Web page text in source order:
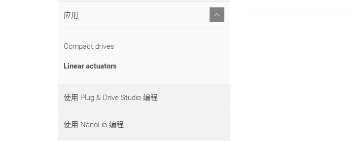
应用
Compact drives
Linear actuators
使用 Plug & Drive Studio 编程
使用 NanoLib 编程